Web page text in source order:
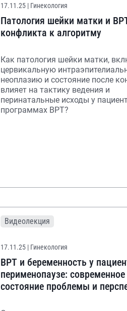
17.11.25 | Гинекология
Патология шейки матки и
конфликта к алгоритму
Как патология шейки матки,
цервикальную
неоплазию и состояние после
влияет на тактику ведения и
перинатальные исходы у
программах ВРТ?
Видеолекция
17.11.25 | Гинекология
ВРТ и беременность у
перименопаузе: современное
состояние проблемы и